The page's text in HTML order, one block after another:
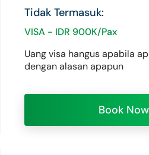
Tidak Termasuk:
VISA - IDR 900K/Pax
Uang visa hangus apabila
dengan alasan apapun
Book Now